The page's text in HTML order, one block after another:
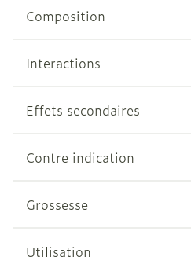
Composition
Interactions
Effets secondaires
Contre indication
Grossesse
Utilisation